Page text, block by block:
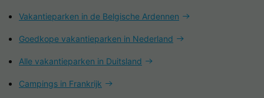
Vakantieparken in de Belgische Ardennen
Goedkope vakantieparken in Nederland
Alle vakantieparken in Duitsland
Campings in Frankrijk